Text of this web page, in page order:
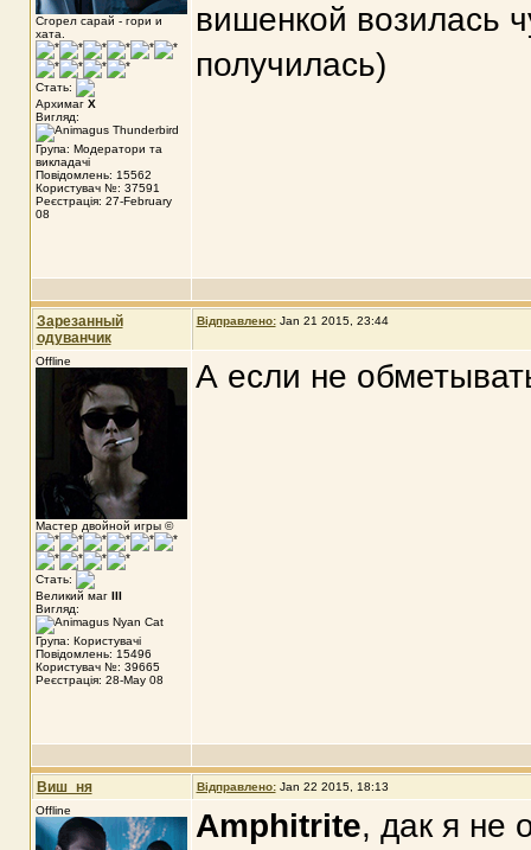
Сгорел сарай - гори и
хата.
Стать:
Архимаг X
Вигляд:
Група: Модератори та
викладачі
Повідомлень: 15562
Користувач №: 37591
Реєстрація: 27-February
08
вишенкой возилась
получилась)
Зарезанный
одуванчик
Відправлено: Jan 21 2015, 23:44
Offline
Мастер двойной игры ©
Стать:
Великий маг III
Вигляд:
Група: Користувачі
Повідомлень: 15496
Користувач №: 39665
Реєстрація: 28-May 08
А если не
Виш_ня Відправлено: Jan 22 2015, 18:13
Offline
Amphitrite, дак я не